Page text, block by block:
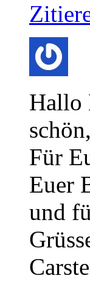
Hallo
Für
Euer
und